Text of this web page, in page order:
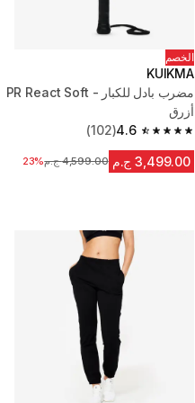
الخصم
KUIKMA
مضرب بادل للكبار - PR React Soft
أزرق
4.6
4.6 out of 5 stars from 102 reviews
(102)
3,499.00 ج.م السعر قبل التخفيض
4,599.00 ج.م 23%